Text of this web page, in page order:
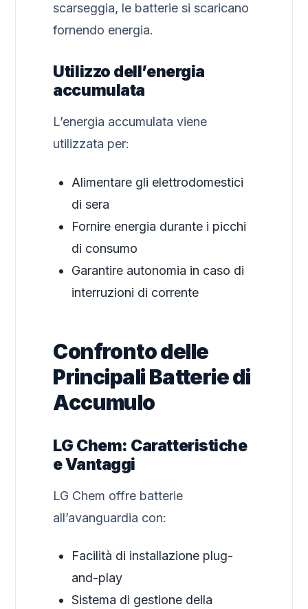
scarseggia, le batterie si scaricano
fornendo energia.
Utilizzo dell’energia
accumulata
L’energia accumulata viene
utilizzata per:
Alimentare gli elettrodomestici
di sera
Fornire energia durante i picchi
di consumo
Garantire autonomia in caso di
interruzioni di corrente
Confronto delle
Principali Batterie di
Accumulo
LG Chem: Caratteristiche
e Vantaggi
LG Chem offre batterie
all’avanguardia con:
Facilità di installazione plug-
and-play
Sistema di gestione della